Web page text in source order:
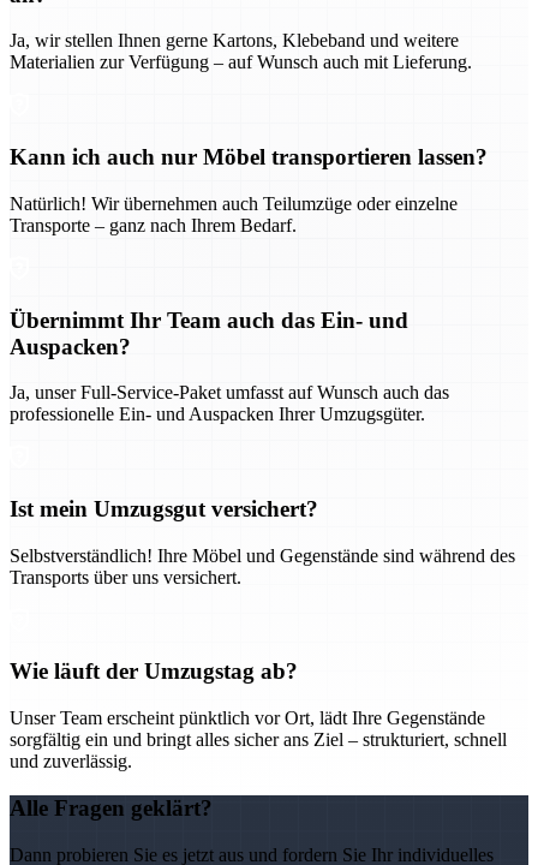
Ja, wir stellen Ihnen gerne Kartons, Klebeband und weitere
Materialien zur Verfügung – auf Wunsch auch mit Lieferung.
Kann ich auch nur Möbel transportieren lassen?
Natürlich! Wir übernehmen auch Teilumzüge oder einzelne
Transporte – ganz nach Ihrem Bedarf.
Übernimmt Ihr Team auch das Ein- und
Auspacken?
Ja, unser Full-Service-Paket umfasst auf Wunsch auch das
professionelle Ein- und Auspacken Ihrer Umzugsgüter.
Ist mein Umzugsgut versichert?
Selbstverständlich! Ihre Möbel und Gegenstände sind während des
Transports über uns versichert.
Wie läuft der Umzugstag ab?
Unser Team erscheint pünktlich vor Ort, lädt Ihre Gegenstände
sorgfältig ein und bringt alles sicher ans Ziel – strukturiert, schnell
und zuverlässig.
Alle Fragen geklärt?
Dann probieren Sie es jetzt aus und fordern Sie Ihr individuelles